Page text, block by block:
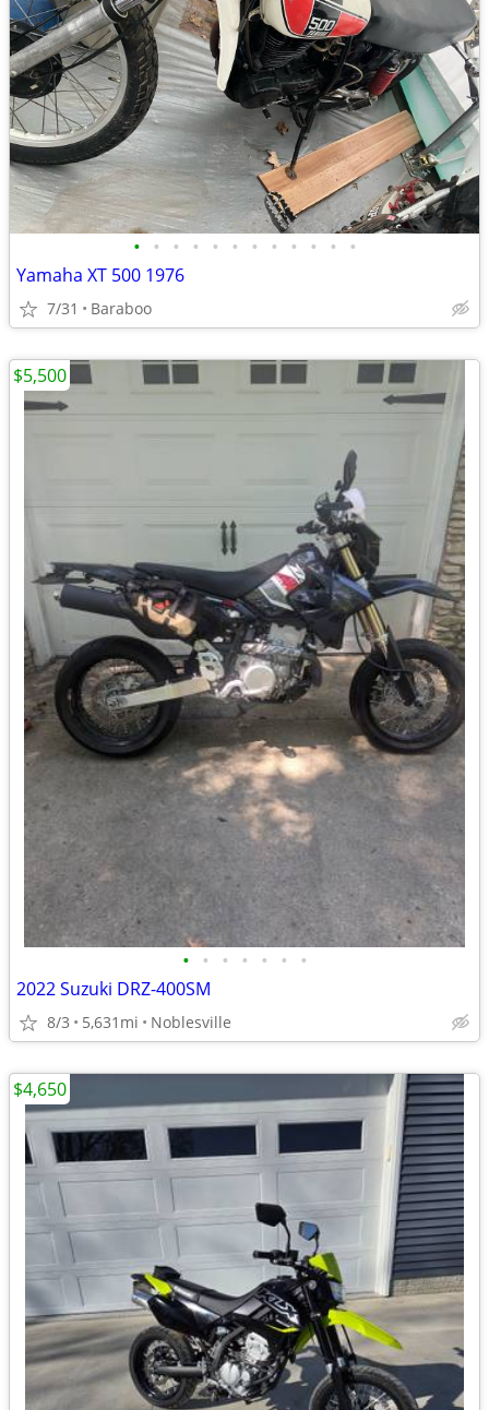
• • • • • • • • • • • •
Yamaha XT 500 1976
7/31 Baraboo
• • • • • • •
2022 Suzuki DRZ-400SM
8/3 5,631mi Noblesville
$5,500
$4,650